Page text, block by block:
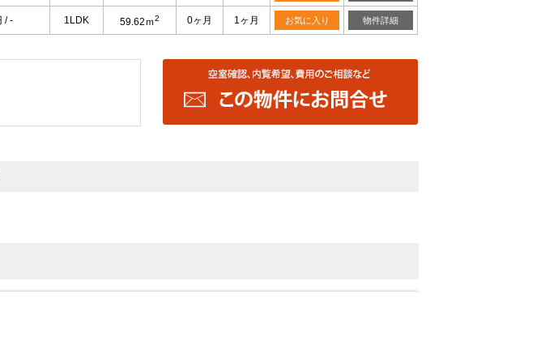
/ - 1LDK 59.62ｍ2 0ヶ月 1ヶ月 お気に入り 物件詳細